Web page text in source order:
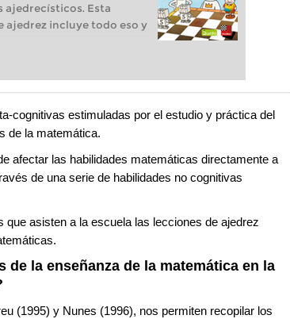
ajedrecísticos. Esta
ajedrez incluye todo eso y
cognitivas estimuladas por el estudio y práctica del
de la matemática.
afectar las habilidades matemáticas directamente a
de una serie de habilidades no cognitivas
asisten a la escuela las lecciones de ajedrez
la enseñanza de la matemática en la
(1995) y Nunes (1996), nos permiten recopilar los